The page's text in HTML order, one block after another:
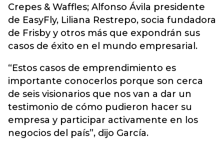
Crepes & Waffles; Alfonso Ávila presidente
de EasyFly, Liliana Restrepo, socia fundadora
de Frisby y otros más que expondrán sus
casos de éxito en el mundo empresarial.
“Estos casos de emprendimiento es
importante conocerlos porque son cerca
de seis visionarios que nos van a dar un
testimonio de cómo pudieron hacer su
empresa y participar activamente en los
negocios del país”, dijo García.